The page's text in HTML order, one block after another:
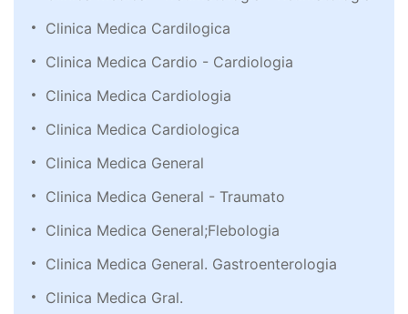
Clinica Medica Cardilogica
Clinica Medica Cardio - Cardiologia
Clinica Medica Cardiologia
Clinica Medica Cardiologica
Clinica Medica General
Clinica Medica General - Traumato
Clinica Medica General;Flebologia
Clinica Medica General. Gastroenterologia
Clinica Medica Gral.